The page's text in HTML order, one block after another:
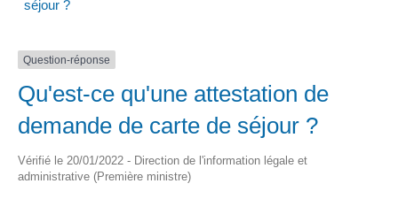
séjour ?
Question-réponse
Qu'est-ce qu'une attestation de
demande de carte de séjour ?
Vérifié le 20/01/2022 - Direction de l'information légale et
administrative (Première ministre)